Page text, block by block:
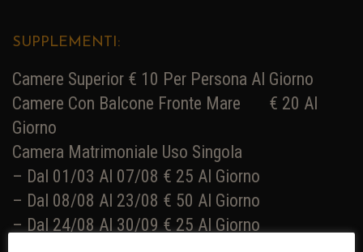
SUPPLEMENTI:
Camere Superior € 10 Per Persona Al Giorno
Camere Con Balcone Fronte Mare € 20 Al
Giorno
Camera Matrimoniale Uso Singola
– Dal 01/03 Al 07/08 € 25 Al Giorno
– Dal 08/08 Al 23/08 € 50 Al Giorno
– Dal 24/08 Al 30/09 € 25 Al Giorno